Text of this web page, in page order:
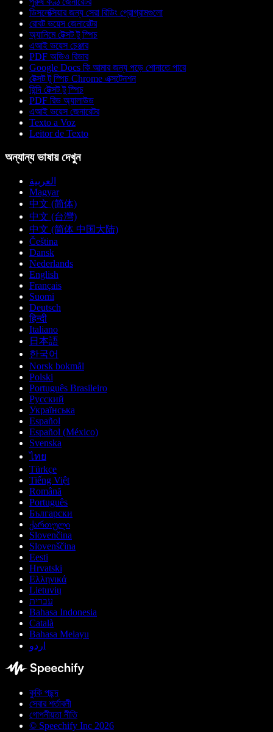
ডিসলেক্সিয়ার জন্য সেরা রিডিং প্রোগ্রামগুলো
রোবট ভয়েস জেনারেটর
অ্যানিমে টেক্সট টু স্পিচ
এআই ভয়েস চেঞ্জার
PDF অডিও রিডার
Google Docs কি আমার জন্য পড়ে শোনাতে পারে
টেক্সট টু স্পিচ Chrome এক্সটেনশন
হিন্দি টেক্সট টু স্পিচ
PDF রিড অ্যালাউড
এআই ভয়েস জেনারেটর
Texto a Voz
Leitor de Texto
অন্যান্য ভাষায় দেখুন
العربية
Magyar
中文 (简体)
中文 (台灣)
中文 (简体 中国大陆)
Čeština
Dansk
Nederlands
English
Français
Suomi
Deutsch
हिन्दी
Italiano
日本語
한국어
Norsk bokmål
Polski
Português Brasileiro
Русский
Українська
Español
Español (México)
Svenska
ไทย
Türkçe
Tiếng Việt
Română
Português
Български
ქართული
Slovenčina
Slovenščina
Eesti
Hrvatski
Ελληνικά
Lietuvių
עברית
Bahasa Indonesia
Català
Bahasa Melayu
اردو
কুকি পছন্দ
সেবার শর্তাবলী
গোপনীয়তা নীতি
© Speechify Inc 2026